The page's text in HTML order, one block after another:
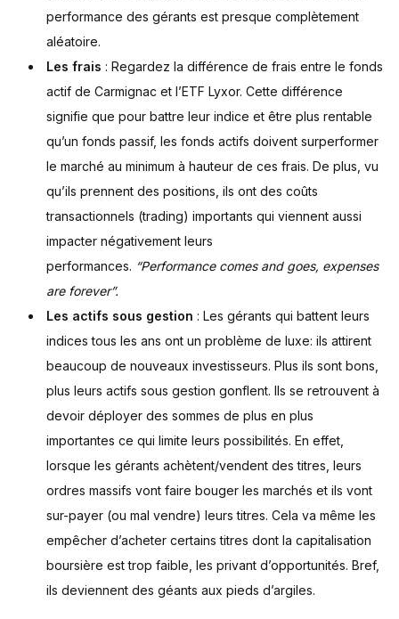
performance des gérants est presque complètement
aléatoire.
Les frais : Regardez la différence de frais entre le fonds
actif de Carmignac et l’ETF Lyxor. Cette différence
signifie que pour battre leur indice et être plus rentable
qu’un fonds passif, les fonds actifs doivent surperformer
le marché au minimum à hauteur de ces frais. De plus, vu
qu’ils prennent des positions, ils ont des coûts
transactionnels (trading) importants qui viennent aussi
impacter négativement leurs
performances. “Performance comes and goes, expenses
are forever”.
Les actifs sous gestion : Les gérants qui battent leurs
indices tous les ans ont un problème de luxe: ils attirent
beaucoup de nouveaux investisseurs. Plus ils sont bons,
plus leurs actifs sous gestion gonflent. Ils se retrouvent à
devoir déployer des sommes de plus en plus
importantes ce qui limite leurs possibilités. En effet,
lorsque les gérants achètent/vendent des titres, leurs
ordres massifs vont faire bouger les marchés et ils vont
sur-payer (ou mal vendre) leurs titres. Cela va même les
empêcher d’acheter certains titres dont la capitalisation
boursière est trop faible, les privant d’opportunités. Bref,
ils deviennent des géants aux pieds d’argiles.